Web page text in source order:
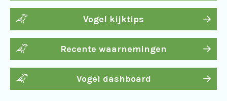
Vogel kijktips
Recente waarnemingen
Vogel dashboard